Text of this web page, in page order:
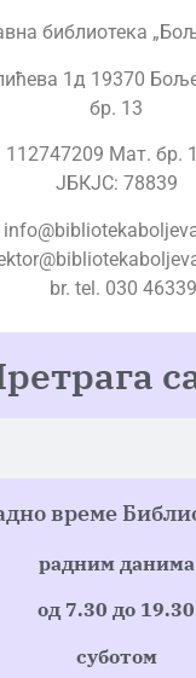
библиотека
1д 19370
бр. 13
112747209 Мат. бр.
ЈБКЈС: 78839
br. tel. 030
време
радним данима
од 7.30 до 19.30
суботом